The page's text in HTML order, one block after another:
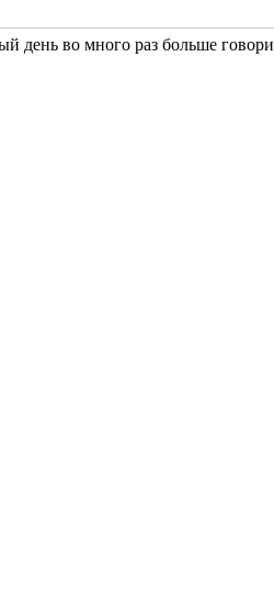
день во много раз больше